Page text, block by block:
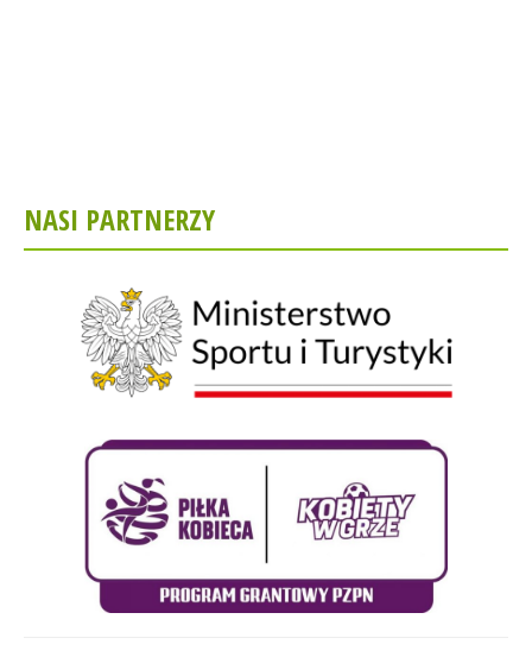
NASI PARTNERZY